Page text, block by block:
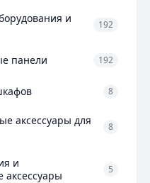
и
192
панели 192
8
аксессуары для
8
и
5